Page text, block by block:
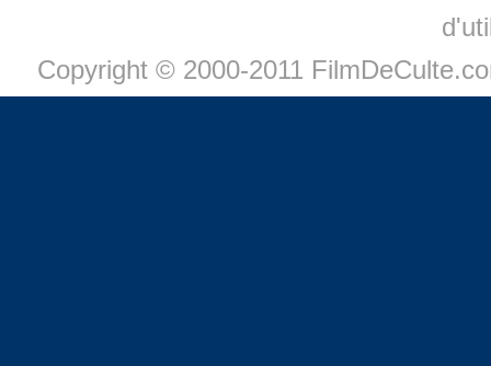
Copyright © 2000-2011